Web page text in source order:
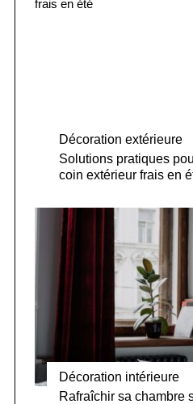
Décoration extérieure
Solutions pratiques
coin extérieur frais en
Décoration intérieure
Rafraîchir sa chambre